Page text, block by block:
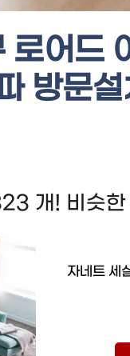
로어드
방문
개! 비슷
자네트 세